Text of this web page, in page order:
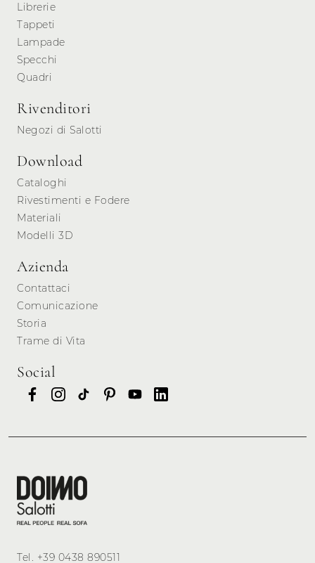
Librerie
Tappeti
Lampade
Specchi
Quadri
Rivenditori
Negozi di Salotti
Download
Cataloghi
Rivestimenti e Fodere
Materiali
Modelli 3D
Azienda
Contattaci
Comunicazione
Storia
Trame di Vita
Social
Tel. +39 0438 890511